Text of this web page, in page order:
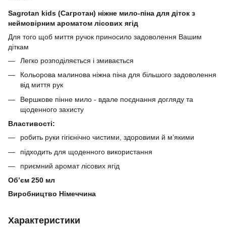
Sagrotan kids (Сагротан) ніжне мило-піна для діток з
неймовірним ароматом лісових ягід
Для того щоб миття ручок приносило задоволення Вашим
діткам
Легко розподіляється і змивається
Кольорова малинова ніжна піна для більшого задоволення
від миття рук
Вершкове пінне мило - вдале поєднання догляду та
щоденного захисту
Властивості:
робить руки гігієнічно чистими, здоровими й м’якими
підходить для щоденного використання
приємний аромат лісових ягід
Обʼєм 250 мл
Виробництво Німеччина
Характеристики